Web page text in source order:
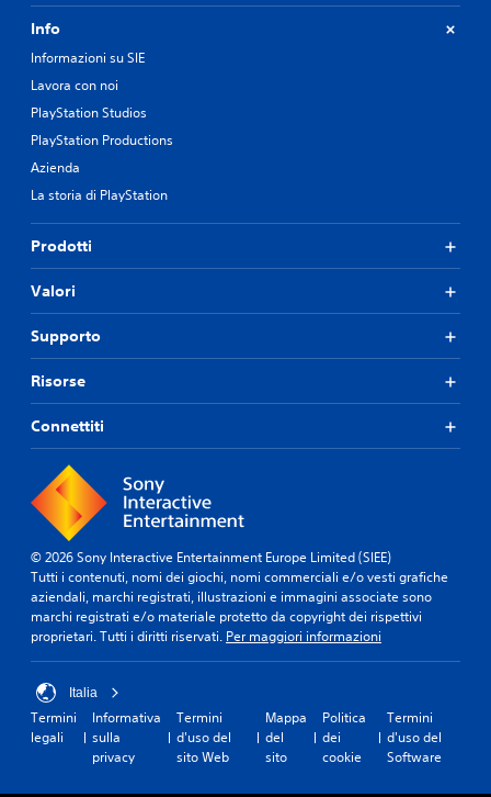
Info
Informazioni su SIE
Lavora con noi
PlayStation Studios
PlayStation Productions
Azienda
La storia di PlayStation
Prodotti
Valori
Supporto
Risorse
Connettiti
© 2026 Sony Interactive Entertainment Europe Limited (SIEE)
Tutti i contenuti, nomi dei giochi, nomi commerciali e/o vesti grafiche
aziendali, marchi registrati, illustrazioni e immagini associate sono
marchi registrati e/o materiale protetto da copyright dei rispettivi
proprietari. Tutti i diritti riservati. Per maggiori informazioni
Italia
Termini
legali
Informativa
sulla
privacy
Termini
d'uso del
sito Web
Mappa
del
sito
Politica
dei
cookie
Termini
d'uso del
Software